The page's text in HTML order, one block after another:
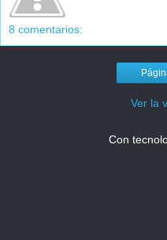
8 comentarios:
Ver la
Con